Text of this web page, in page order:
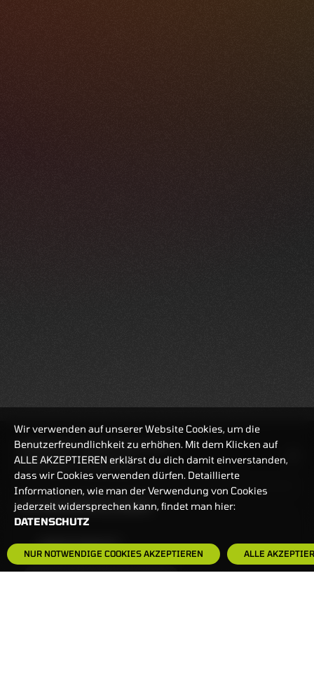
BANKEINSTELLUNGEN
HÄUFIG GESUCHT:
HANDELSZEIT
MO-FR: 7:30-23 UHR
ZERTIFIKATE
8:00-22 UHR
Wir verwenden auf unserer Website Cookies, um die
Benutzerfreundlichkeit zu erhöhen. Mit dem Klicken auf
ALLE AKZEPTIEREN erklärst du dich damit einverstanden,
dass wir Cookies verwenden dürfen. Detaillierte
Informationen, wie man der Verwendung von Cookies
jederzeit widersprechen kann, findet man hier:
DATENSCHUTZ
NUR NOTWENDIGE COOKIES AKZEPTIEREN ALLE